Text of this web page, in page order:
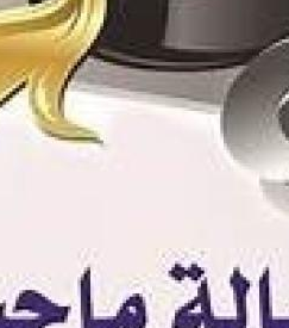
برنامج
برنامج
ماجستير الأدارة المستدامة
لوائح
شروط قبول
متطلبات منح